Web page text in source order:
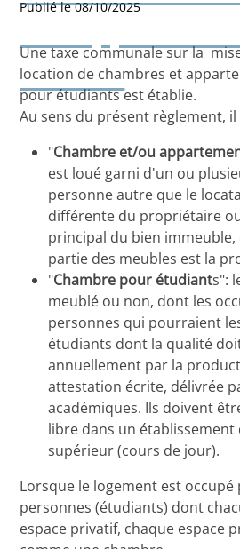
location
Publié le 08/10/2025
Une taxe communale sur la
location de chambres et
pour étudiants est établie.
Au sens du présent règlement,
"Chambre et/ou
est loué garni d'un ou
personne autre que le
différente du propriétaire
principal du bien
partie des meubles est la
"Chambre pour étudiants":
meublé ou non, dont les
personnes qui pourraient
étudiants dont la qualité
annuellement par la
attestation écrite, délivrée
académiques. Ils doivent
libre dans un
supérieur (cours de jour).
Lorsque le logement est occupé
personnes (étudiants) dont
espace privatif, chaque espace